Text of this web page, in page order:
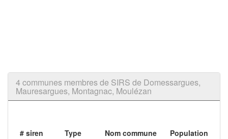
4 communes membres de SIRS de Domessargues,
Mauresargues, Montagnac, Moulézan
# siren Type Nom commune
Population